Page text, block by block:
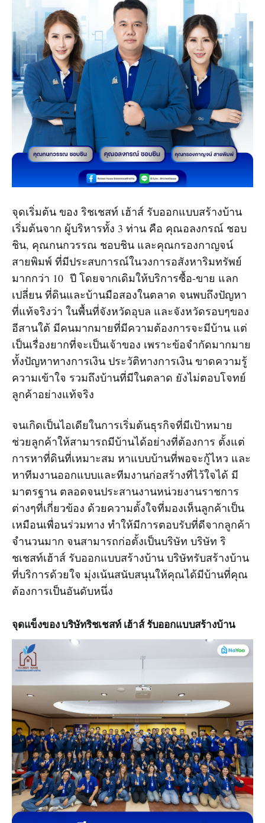
จุดเริ่มต้น ของ ริชเชสท์ เฮ้าส์ รับออกแบบสร้างบ้าน
เริ่มต้นจาก ผู้บริหารทั้ง 3 ท่าน คือ คุณอลงกรณ์ ชอบ
ชิน, คุณกนกวรรณ ชอบชิน และคุณกรองกาญจน์
สายพิมพ์ ที่มีประสบการณ์ในวงการอสังหาริมทรัพย์
มากกว่า 10 ปี โดยจากเดิมให้บริการซื้อ-ขาย แลก
เปลี่ยน ที่ดินและบ้านมือสองในตลาด จนพบถึงปัญหา
ที่แท้จริงว่า ในพื้นที่จังหวัดอุบล และจังหวัดรอบๆของ
อีสานใต้ มีคนมากมายที่มีความต้องการจะมีบ้าน แต่
เป็นเรื่องยากที่จะเป็นเจ้าของ เพราะข้อจำกัดมากมาย
ทั้งปัญหาทางการเงิน ประวัติทางการเงิน ขาดความรู้
ความเข้าใจ รวมถึงบ้านที่มีในตลาด ยังไม่ตอบโจทย์
ลูกค้าอย่างแท้จริง
จนเกิดเป็นไอเดียในการเริ่มต้นธุรกิจที่มีเป้าหมาย
ช่วยลูกค้าให้สามารถมีบ้านได้อย่างที่ต้องการ ตั้งแต่
การหาที่ดินที่เหมาะสม หาแบบบ้านที่พอจะกู้ไหว และ
หาทีมงานออกแบบและทีมงานก่อสร้างที่ไว้ใจได้ มี
มาตรฐาน ตลอดจนประสานงานหน่วยงานราชการ
ต่างๆที่เกี่ยวข้อง ด้วยความตั้งใจที่มองเห็นลูกค้าเป็น
เหมือนเพื่อนร่วมทาง ทำให้มีการตอบรับที่ดีจากลูกค้า
จำนวนมาก จนสามารถก่อตั้งเป็นบริษัท บริษัท ริ
ชเชสท์เฮ้าส์ รับออกแบบสร้างบ้าน บริษัทรับสร้างบ้าน
ที่บริการด้วยใจ มุ่งเน้นสนับสนุนให้คุณได้มีบ้านที่คุณ
ต้องการเป็นอันดับหนึ่ง
จุดแข็งของ บริษัทริชเชสท์ เฮ้าส์ รับออกแบบสร้างบ้าน